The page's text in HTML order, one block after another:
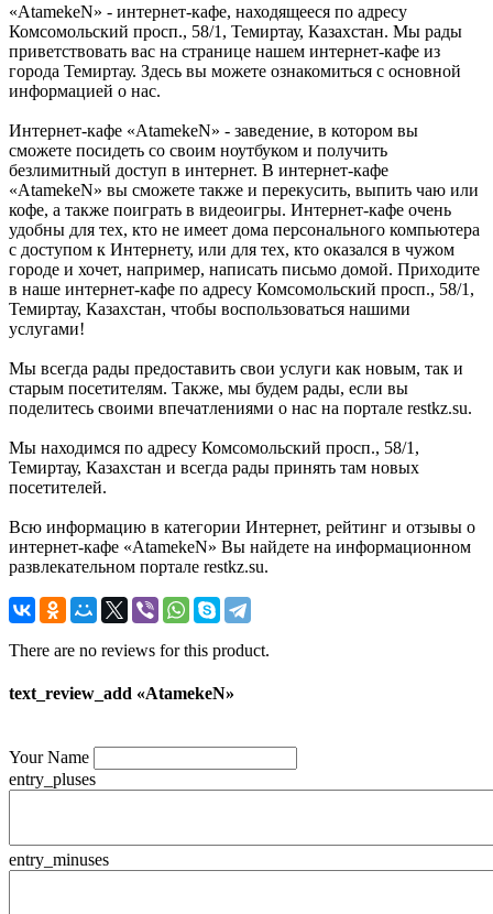
«AtamekeN» - интернет-кафе, находящееся по адресу
Комсомольский просп., 58/1, Темиртау, Казахстан. Мы рады
приветствовать вас на странице нашем интернет-кафе из
города Темиртау. Здесь вы можете ознакомиться с основной
информацией о нас.
Интернет-кафе «AtamekeN» - заведение, в котором вы
сможете посидеть со своим ноутбуком и получить
безлимитный доступ в интернет. В интернет-кафе
«AtamekeN» вы сможете также и перекусить, выпить чаю или
кофе, а также поиграть в видеоигры. Интернет-кафе очень
удобны для тех, кто не имеет дома персонального компьютера
с доступом к Интернету, или для тех, кто оказался в чужом
городе и хочет, например, написать письмо домой. Приходите
в наше интернет-кафе по адресу Комсомольский просп., 58/1,
Темиртау, Казахстан, чтобы воспользоваться нашими
услугами!
Мы всегда рады предоставить свои услуги как новым, так и
старым посетителям. Также, мы будем рады, если вы
поделитесь своими впечатлениями о нас на портале restkz.su.
Мы находимся по адресу Комсомольский просп., 58/1,
Темиртау, Казахстан и всегда рады принять там новых
посетителей.
Всю информацию в категории Интернет, рейтинг и отзывы о
интернет-кафе «AtamekeN» Вы найдете на информационном
развлекательном портале restkz.su.
There are no reviews for this product.
text_review_add «AtamekeN»
Your Name
entry_pluses
entry_minuses